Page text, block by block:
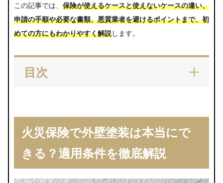
この記事では、 保険が使えるケースと使えないケースの違い、
申請の手順や必要な書類、悪質業者を避けるポイントまで、初
めての方にもわかりやすく解説します。
目次
えるの？
免責金額や支払い基準は保険で違う！「20万
経年劣化は対象外！火災保険が使えない典型
火災保険で外壁塗装は本当にで
きる？適用条件を徹底解説